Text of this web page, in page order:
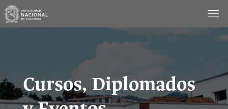
Saltar
contenido
Cursos, Diplomados